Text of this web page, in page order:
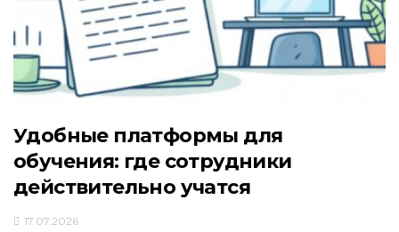
Удобные платформы для
обучения: где сотрудники
действительно учатся
17.07.2026